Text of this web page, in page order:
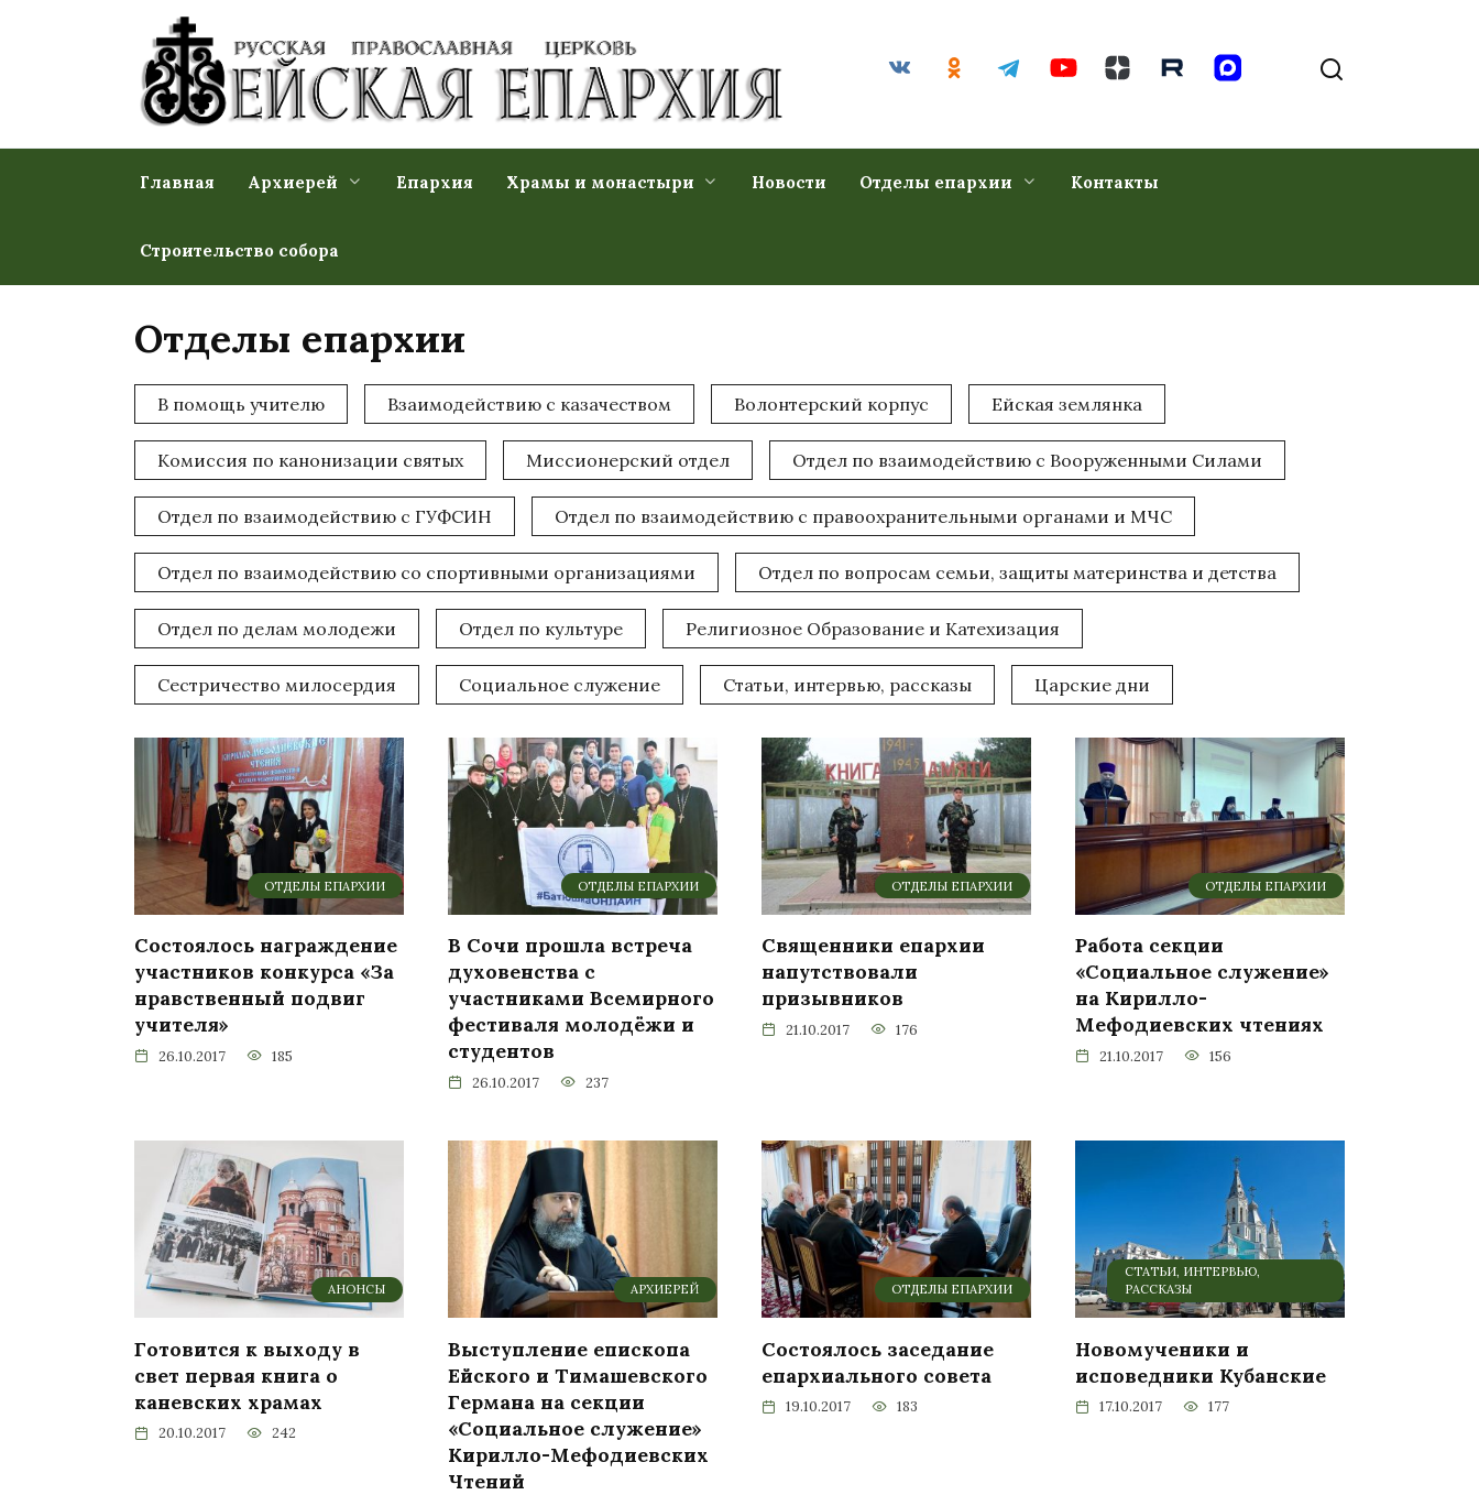
Главная Архиерей Епархия Храмы и монастыри Новости Отделы епархии Контакты
Строительство собора
Отделы епархии
В помощь учителю Взаимодействию с казачеством Волонтерский корпус Ейская землянка
Комиссия по канонизации святых Миссионерский отдел Отдел по взаимодействию с Вооруженными Силами
Отдел по взаимодействию с ГУФСИН Отдел по взаимодействию с правоохранительными органами и МЧС
Отдел по взаимодействию со спортивными организациями Отдел по вопросам семьи, защиты материнства и детства
Отдел по делам молодежи Отдел по культуре Религиозное Образование и Катехизация
Сестричество милосердия Социальное служение Статьи, интервью, рассказы Царские дни
ОТДЕЛЫ ЕПАРХИИ
Состоялось награждение
участников конкурса «За
нравственный подвиг
учителя»
26.10.2017 185
ОТДЕЛЫ ЕПАРХИИ
В Сочи прошла встреча
духовенства с
участниками Всемирного
фестиваля молодёжи и
студентов
26.10.2017 237
ОТДЕЛЫ ЕПАРХИИ
Священники епархии
напутствовали
призывников
21.10.2017 176
ОТДЕЛЫ ЕПАРХИИ
Работа секции
«Социальное служение»
на Кирилло-
Мефодиевских чтениях
21.10.2017 156
АНОНСЫ
Готовится к выходу в
свет первая книга о
каневских храмах
20.10.2017 242
АРХИЕРЕЙ
Выступление епископа
Ейского и Тимашевского
Германа на секции
«Социальное служение»
Кирилло-Мефодиевских
Чтений
ОТДЕЛЫ ЕПАРХИИ
Состоялось заседание
епархиального совета
19.10.2017 183
СТАТЬИ, ИНТЕРВЬЮ,
РАССКАЗЫ
Новомученики и
исповедники Кубанские
17.10.2017 177